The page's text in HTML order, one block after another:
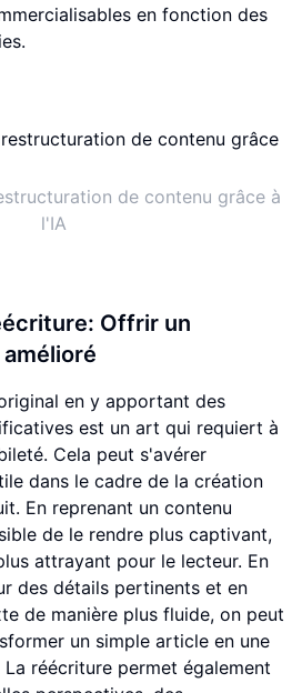
en fonction des
de contenu grâce à
l'IA
Offrir un
en y apportant des
est un art qui requiert à
Cela peut s'avérer
dans le cadre de la création
En reprenant un contenu
de le rendre plus captivant,
attrayant pour le lecteur. En
des détails pertinents et en
de manière plus fluide, on peut
un simple article en une
réécriture permet également